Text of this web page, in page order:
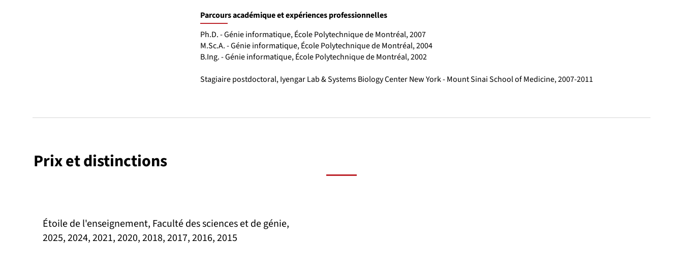
Parcours académique et expériences professionnelles
Ph.D. - Génie informatique, École Polytechnique de Montréal, 2007
M.Sc.A. - Génie informatique, École Polytechnique de Montréal, 2004
B.Ing. - Génie informatique, École Polytechnique de Montréal, 2002
Stagiaire postdoctoral, Iyengar Lab & Systems Biology Center New York - Mount Sinai School of Medicine, 2007-2011
Prix et distinctions
Étoile de l'enseignement, Faculté des sciences et de génie,
2025, 2024, 2021, 2020, 2018, 2017, 2016, 2015